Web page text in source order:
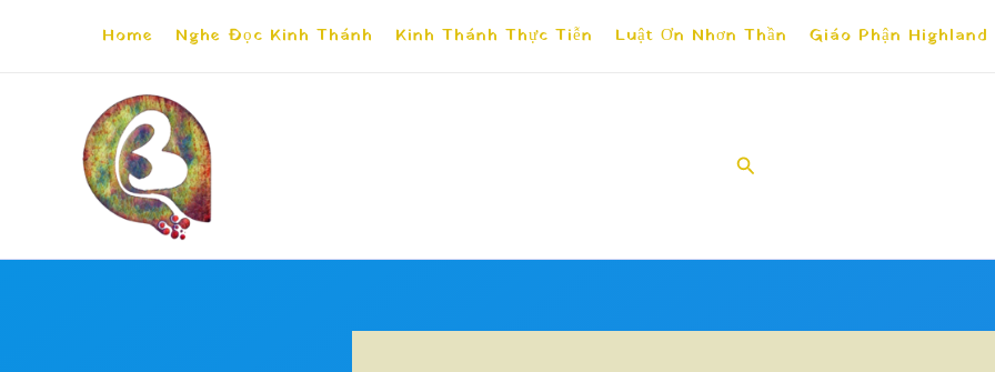
Home Nghe Đọc Kinh Thánh Kinh Thánh Thực Tiễn Luật Ơn Nhơn Thần Giáo Phận
Search